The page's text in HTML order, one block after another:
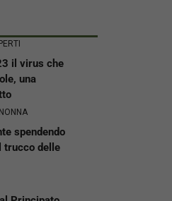
il virus che
una
spendendo
trucco delle